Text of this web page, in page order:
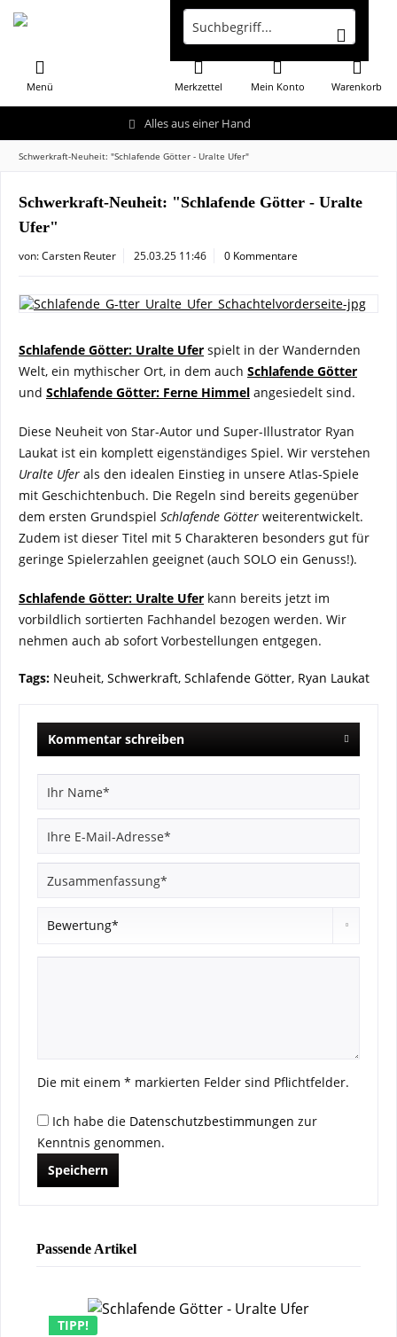
Alles aus einer Hand
Menü Warenkorb
Merkzettel Mein Konto
Schwerkraft-Neuheit: "Schlafende Götter - Uralte Ufer"
Schwerkraft-Neuheit: "Schlafende Götter - Uralte
Ufer"
von:Carsten Reuter 25.03.25 11:46 0 Kommentare
Schlafende Götter: Uralte Ufer spielt in der Wandernden
Welt, ein mythischer Ort, in dem auch Schlafende Götter
und Schlafende Götter: Ferne Himmel angesiedelt sind.
Diese Neuheit von Star-Autor und Super-Illustrator Ryan
Laukat ist ein komplett eigenständiges Spiel. Wir verstehen
Uralte Ufer als den idealen Einstieg in unsere Atlas-Spiele
mit Geschichtenbuch. Die Regeln sind bereits gegenüber
dem ersten Grundspiel Schlafende Götter weiterentwickelt.
Zudem ist dieser Titel mit 5 Charakteren besonders gut für
geringe Spielerzahlen geeignet (auch SOLO ein Genuss!).
Schlafende Götter: Uralte Ufer kann bereits jetzt im
vorbildlich sortierten Fachhandel bezogen werden. Wir
nehmen auch ab sofort Vorbestellungen entgegen.
Tags: Neuheit, Schwerkraft, Schlafende Götter, Ryan Laukat
Kommentar schreiben
Die mit einem * markierten Felder sind Pflichtfelder.
Ich habe die Datenschutzbestimmungen zur
Kenntnis genommen.
Passende Artikel
TIPP!